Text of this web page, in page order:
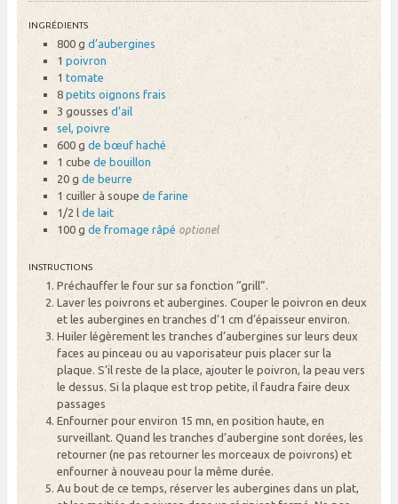
INGRÉDIENTS
800 g d’aubergines
1poivron
1tomate
8petits oignons frais
3 gousses d’ail
sel, poivre
600 g de bœuf haché
1 cube de bouillon
20 g de beurre
1 cuiller à soupe de farine
1/2 l de lait
100 g de fromage râpé optionel
INSTRUCTIONS
Préchauffer le four sur sa fonction “grill”.
Laver les poivrons et aubergines. Couper le poivron en deux
et les aubergines en tranches d’1 cm d’épaisseur environ.
Huiler légèrement les tranches d’aubergines sur leurs deux
faces au pinceau ou au vaporisateur puis placer sur la
plaque. S’il reste de la place, ajouter le poivron, la peau vers
le dessus. Si la plaque est trop petite, il faudra faire deux
passages
Enfourner pour environ 15 mn, en position haute, en
surveillant. Quand les tranches d’aubergine sont dorées, les
retourner (ne pas retourner les morceaux de poivrons) et
enfourner à nouveau pour la même durée.
Au bout de ce temps, réserver les aubergines dans un plat,